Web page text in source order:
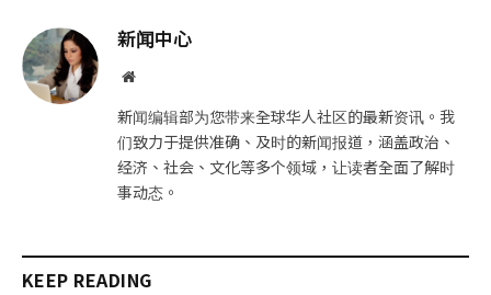
新闻中心
网
新闻编辑部为您带来全球华人社区的最新资讯。我
们致力于提供准确、及时的新闻报道，涵盖政治、
经济、社会、文化等多个领域，让读者全面了解时
事动态。
KEEP READING